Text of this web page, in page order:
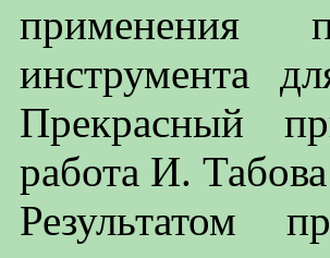
применения
инструмента
Прекрасный
работа И.
Результатом